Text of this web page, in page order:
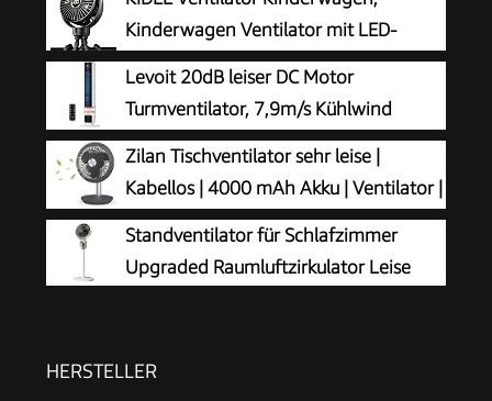
Kinderwagen Ventilator mit LED-
Display, 3 Geschwindigkeiten, USB
wiederaufladbar, Mini Clip-Ventilator für Baby,
Reise, Outdoor und Schreibtisch, Tiefschwarz
Levoit 20dB leiser DC Motor
Turmventilator, 7,9m/s Kühlwind
Standventilator
Zilan Tischventilator sehr leise |
Kabellos | 4000 mAh Akku | Ventilator |
90° neigbar | Schreibtischventilator |
Windmaschine | Luftkühler | Energiesparend | 4
Stufen | 15 h kabelloser Betrieb
Standventilator für Schlafzimmer
Upgraded Raumluftzirkulator Leise
HERSTELLER